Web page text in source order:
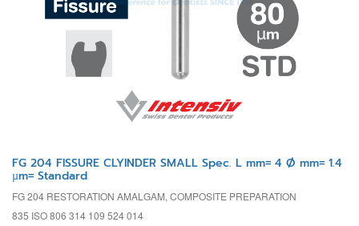
FG 204 FISSURE CLYINDER SMALL Spec. L mm= 4 Ø mm= 1.4
µm= Standard
FG 204 RESTORATION AMALGAM, COMPOSITE PREPARATION
835 ISO 806 314 109 524 014